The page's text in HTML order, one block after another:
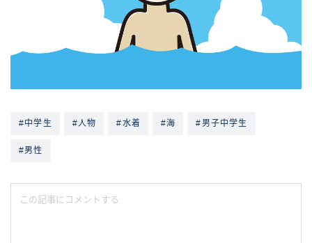
#中学生 #人物 #水着 #海 #男子中学生
#男性